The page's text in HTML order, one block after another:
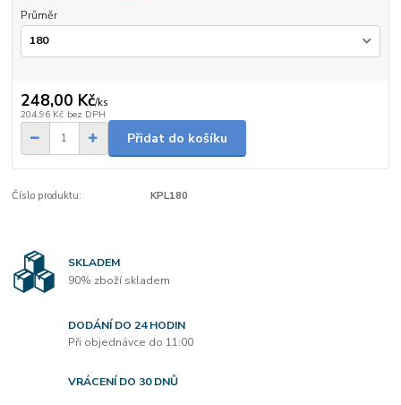
Průměr
248,00 Kč/ks
204,96 Kč bez DPH
Přidat do košíku
Číslo produktu: KPL180
SKLADEM
90% zboží skladem
DODÁNÍ DO 24 HODIN
Při objednávce do 11:00
VRÁCENÍ DO 30 DNŮ